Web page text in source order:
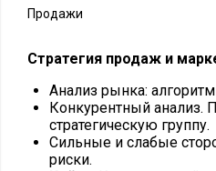
Продажи
Стратегия продаж и
Анализ рынка:
Конкурентный анализ.
стратегическую группу.
Сильные и слабые
риски.